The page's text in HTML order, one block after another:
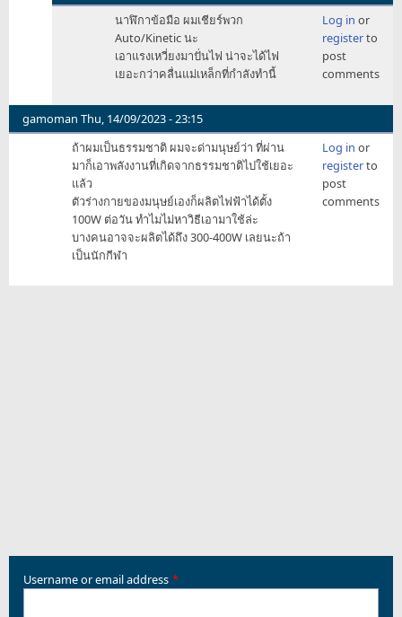
In
เพียง
พอ
กับ
นาฬิกา
ข้อ
by
Eros
นาฬิกาข้อมือ ผมเชียร์พวก
Auto/Kinetic นะ
เอาแรงเหวี่ยงมาปั่นไฟ น่าจะได้ไฟ
เยอะกว่าคลื่นแม่เหล็กที่กำลังทำนี้
Log in or
registerto
post
comments
gamoman Thu, 14/09/2023 - 23:15
ถ้าผมเป็นธรรมชาติ ผมจะด่ามนุษย์ว่า ที่ผ่าน
มาก็เอาพลังงานที่เกิดจากธรรมชาติไปใช้เยอะ
แล้ว
ตัวร่างกายของมนุษย์เองก็ผลิตไฟฟ้าได้ตั้ง
100W ต่อวัน ทำไมไม่หาวิธีเอามาใช้ล่ะ
บางคนอาจจะผลิตได้ถึง 300-400W เลยนะถ้า
เป็นนักกีฬา
Log in or
registerto
post
comments
Username or email address